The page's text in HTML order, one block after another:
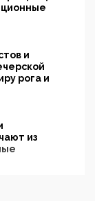
и
рога и
из